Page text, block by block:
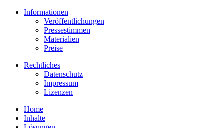
Informationen
Veröffentlichungen
Pressestimmen
Materialien
Preise
Rechtliches
Datenschutz
Impressum
Lizenzen
Home
Inhalte